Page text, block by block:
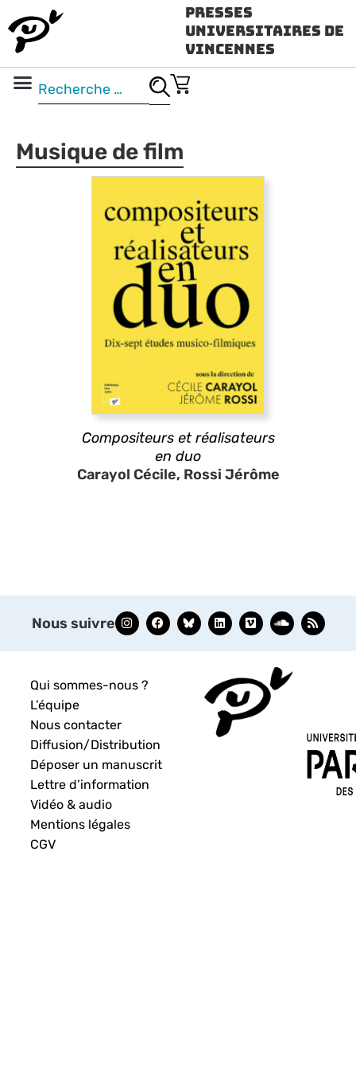
Presses
Universitaires de
Vincennes
Musique de film
Compositeurs et réalisateurs
en duo
Carayol Cécile, Rossi Jérôme
Nous suivre
Qui sommes-nous ?
L’équipe
Nous contacter
Diffusion/Distribution
Déposer un manuscrit
Lettre d’information
Vidéo & audio
Mentions légales
CGV